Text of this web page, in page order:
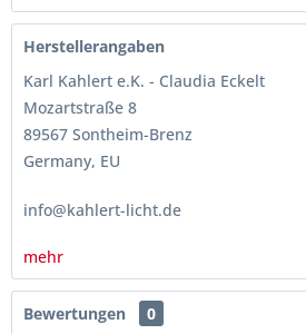
Herstellerangaben
Karl Kahlert e.K. - Claudia Eckelt
Mozartstraße 8
89567 Sontheim-Brenz
Germany, EU
info@kahlert-licht.de
mehr
Bewertungen
0